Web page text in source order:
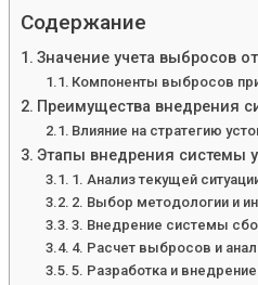
Содержание
Значение учета выбросов
Компоненты выбросов
Преимущества внедрения
Влияние на стратегию
Этапы внедрения системы
1. Анализ текущей
2. Выбор методологии и
3. Внедрение системы
4. Расчет выбросов и
5. Разработка и